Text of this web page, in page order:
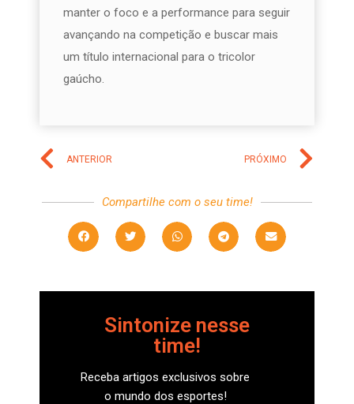
manter o foco e a performance para seguir
avançando na competição e buscar mais
um título internacional para o tricolor
gaúcho.
ANTERIOR PRÓXIMO
Compartilhe com o seu time!
Sintonize nesse
time!
Receba artigos exclusivos sobre
o mundo dos esportes!